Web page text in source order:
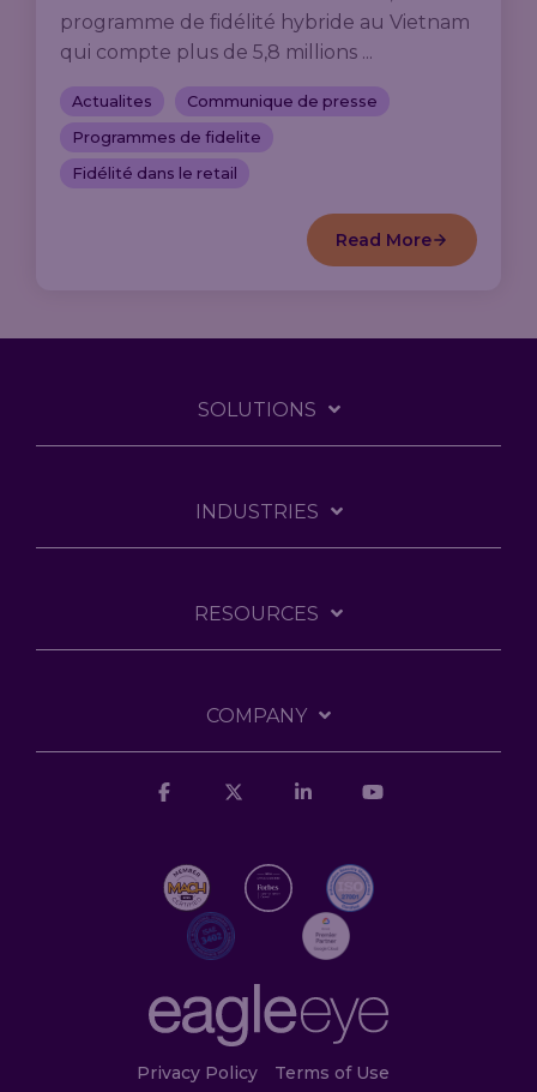
programme de fidélité hybride au Vietnam
qui compte plus de 5,8 millions ...
Actualites
Communique de presse
Programmes de fidelite
Fidélité dans le retail
Read More
SOLUTIONS
INDUSTRIES
RESOURCES
COMPANY
Privacy Policy Terms of Use
Facebook Linkedin